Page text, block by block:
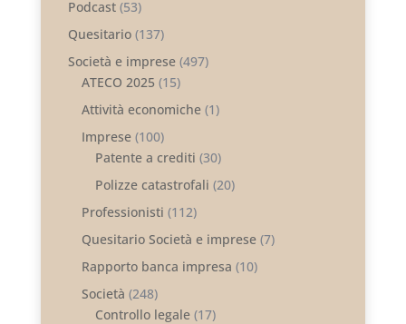
Podcast(53)
Quesitario(137)
Società e imprese(497)
ATECO 2025 (15)
Attività economiche(1)
Imprese(100)
Patente a crediti (30)
Polizze catastrofali (20)
Professionisti (112)
Quesitario Società e imprese(7)
Rapporto banca impresa (10)
Società (248)
Controllo legale(17)